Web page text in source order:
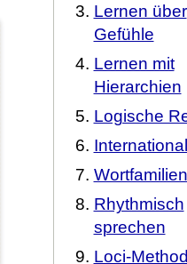
Lernen über
Gefühle
Lernen mit
Hierarchien
Logische
Wortfamilien
Rhythmisch
sprechen
Loci-